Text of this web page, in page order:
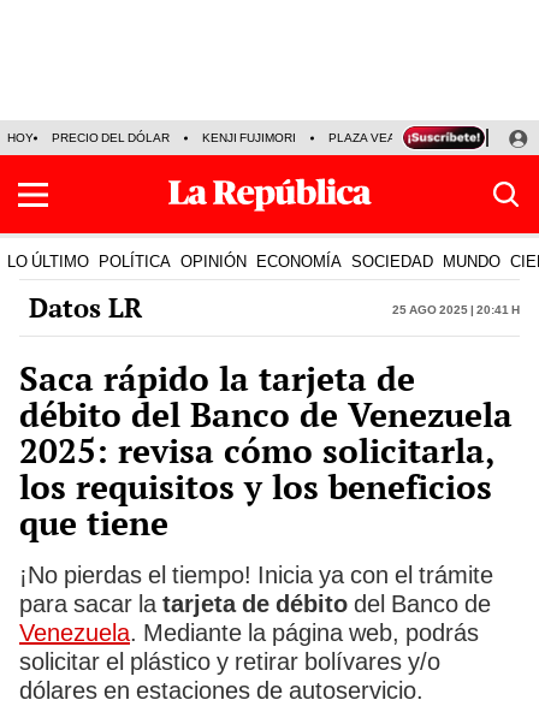
HOY PRECIO DEL DÓLAR KENJI FUJIMORI PLAZA VEA FERIADOS
LO ÚLTIMO POLÍTICA OPINIÓN ECONOMÍA SOCIEDAD MUNDO
Datos LR 25 Ago 2025 | 20:41 h
Saca rápido la tarjeta de
débito del Banco de Venezuela
2025: revisa cómo solicitarla,
los requisitos y los beneficios
que tiene
¡No pierdas el tiempo! Inicia ya con el trámite
para sacar la tarjeta de débito del Banco de
Venezuela. Mediante la página web, podrás
solicitar el plástico y retirar bolívares y/o
dólares en estaciones de autoservicio.